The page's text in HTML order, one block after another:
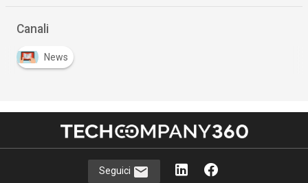
Canali
News
Seguici